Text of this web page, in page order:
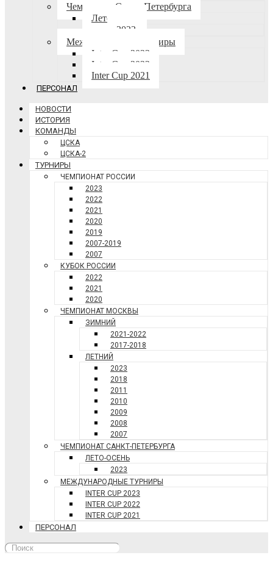
Чемпионат Санкт-Петербурга
Лето-осень
2023
Международные турниры
Inter Cup 2023
Inter Cup 2022
Inter Cup 2021
ПЕРСОНАЛ
НОВОСТИ
ИСТОРИЯ
КОМАНДЫ
ЦСКА
ЦСКА-2
ТУРНИРЫ
ЧЕМПИОНАТ РОССИИ
2023
2022
2021
2020
2019
2007-2019
2007
КУБОК РОССИИ
2022
2021
2020
ЧЕМПИОНАТ МОСКВЫ
ЗИМНИЙ
2021-2022
2017-2018
ЛЕТНИЙ
2023
2018
2011
2010
2009
2008
2007
ЧЕМПИОНАТ САНКТ-ПЕТЕРБУРГА
ЛЕТО-ОСЕНЬ
2023
МЕЖДУНАРОДНЫЕ ТУРНИРЫ
INTER CUP 2023
INTER CUP 2022
INTER CUP 2021
ПЕРСОНАЛ